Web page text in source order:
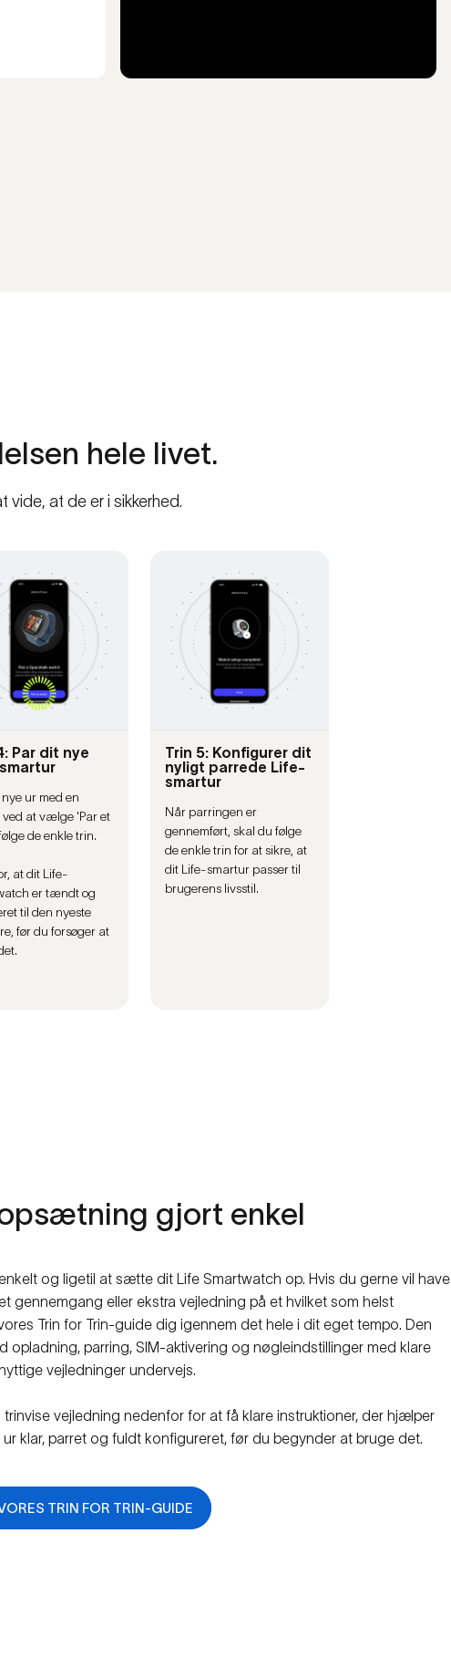
hele livet.
at de er i sikkerhed.
Par dit nye
ur med en
ved at vælge 'Par et
de enkle trin.
at dit Life-
er tændt og
til den nyeste
før du forsøger at
Trin 5: Konfigurer dit
nyligt parrede Life-
smartur
Når parringen er
gennemført, skal du følge
de enkle trin for at sikre, at
dit Life-smartur passer til
brugerens livsstil.
gjort enkel
og ligetil at sætte dit Life Smartwatch op. Hvis du gerne vil have
gennemgang eller ekstra vejledning på et hvilket som helst
Trin for Trin-guide dig igennem det hele i dit eget tempo. Den
opladning, parring, SIM-aktivering og nøgleindstillinger med klare
vejledninger undervejs.
vejledning nedenfor for at få klare instruktioner, der hjælper
klar, parret og fuldt konfigureret, før du begynder at bruge det.
TRIN FOR TRIN-GUIDE